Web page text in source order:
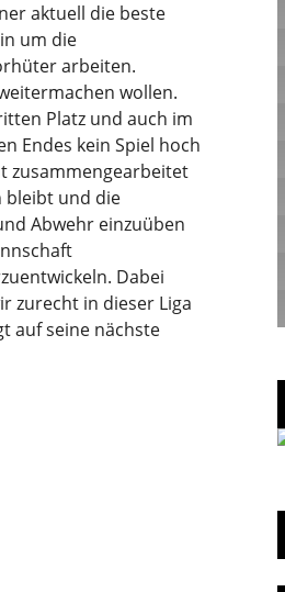
aktuell die beste
um die
arbeiten.
wollen.
Platz und auch im
Endes kein Spiel hoch
zusammengearbeitet
bleibt und die
Abwehr einzuüben
Dabei
zurecht in dieser Liga
auf seine nächste